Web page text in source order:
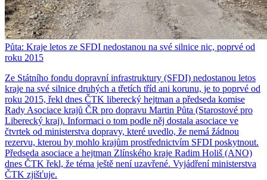
Půta: Kraje letos ze SFDI nedostanou na své silnice nic, poprvé od
roku 2015
Ze Státního fondu dopravní infrastruktury (SFDI) nedostanou letos
kraje na své silnice druhých a třetích tříd ani korunu, je to poprvé od
roku 2015, řekl dnes ČTK liberecký hejtman a předseda komise
Rady Asociace krajů ČR pro dopravu Martin Půta (Starostové pro
Liberecký kraj). Informaci o tom podle něj dostala asociace ve
čtvrtek od ministerstva dopravy, které uvedlo, že nemá žádnou
rezervu, kterou by mohlo krajům prostřednictvím SFDI poskytnout.
Předseda asociace a hejtman Zlínského kraje Radim Holiš (ANO)
dnes ČTK řekl, že téma ještě není uzavřené. Vyjádření ministerstva
ČTK zjišťuje.